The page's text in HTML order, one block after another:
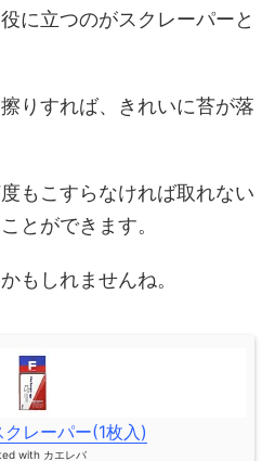
に立つのがスクレーパーと
りすれば、きれいに苔が落
もこすらなければ取れない
とができます。
もしれませんね。
クレーパー(1枚入)
with カエレバ